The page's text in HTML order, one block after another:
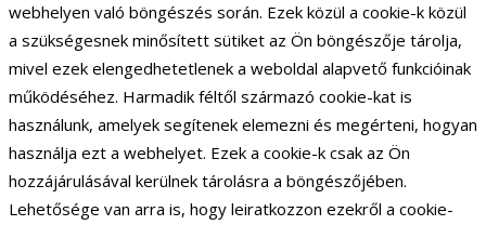
webhelyen való böngészés során. Ezek közül a cookie-k közül
a szükségesnek minősített sütiket az Ön böngészője tárolja,
mivel ezek elengedhetetlenek a weboldal alapvető funkcióinak
működéséhez. Harmadik féltől származó cookie-kat is
használunk, amelyek segítenek elemezni és megérteni, hogyan
használja ezt a webhelyet. Ezek a cookie-k csak az Ön
hozzájárulásával kerülnek tárolásra a böngészőjében.
Lehetősége van arra is, hogy leiratkozzon ezekről a cookie-